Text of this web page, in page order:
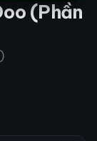
(Phần